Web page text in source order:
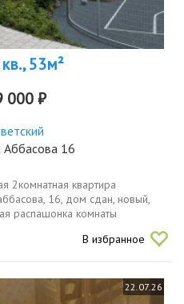
53м²
000 ₽
Аббасова 16
2комнатная квартирa
16, дом сдан, новый,
pacпaшонкa кoмнaты
перегородки выполнены из
В избранное
22.07.26